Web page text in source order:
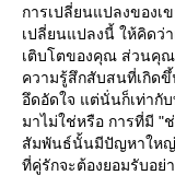
การเปลี่ยนแปลงของเ
เปลี่ยนแปลงนี้ ให้คิดว่
เติบโตของคุณ ส่วนคุณ
ความรู้สึกสับสนที่เกิดขึ้
อึดอัดใจ แต่นั่นก็เท่ากั
มาไม่ใช่หรือ การที่มี "
สัมพันธ์นั้นมีปัญหาใหญ่
ที่คู่รักจะต้องยอมรับอย่า